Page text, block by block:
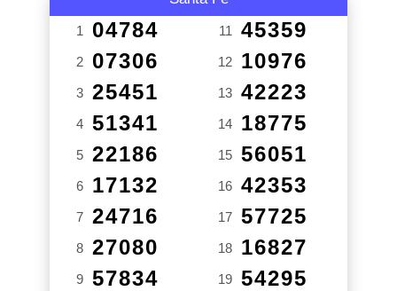
1 04784
2 07306
3 25451
4 51341
5 22186
6 17132
7 24716
8 27080
9 57834
11 45359
12 10976
13 42223
14 18775
15 56051
16 42353
17 57725
18 16827
19 54295